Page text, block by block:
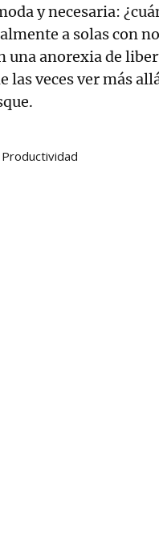
y necesaria:
a solas con
una anorexia de
las veces ver más
Productividad